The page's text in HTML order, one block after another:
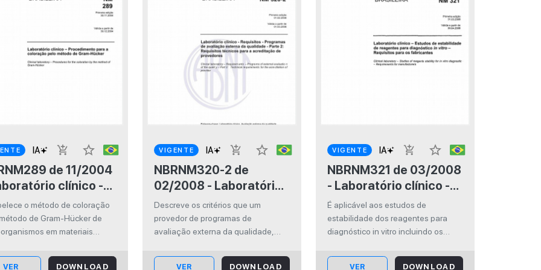
add_shopping_cart
star_border
de 11/2004
clínico -
para a
pelo método
Hücker
o método de coloração
de Gram-Hücker de
em materiais
bacterianas recentes
VER
DOWNLOAD
VIGENTE add_shopping_cart
star_border
NBRNM320-2 de
02/2008 - Laboratório
clínico - Requisitos -
Programas de
avaliação externa da
Requisitos técnicos
Descreve os critérios que um
provedor de programas de
avaliação externa da qualidade,
associados, devem satisfazer a fim
VER
DOWNLOAD
VIGENTE add_shopping_cart
star_border
NBRNM321 de 03/2008
- Laboratório clínico -
Estudos de
estabilidade de
reagentes para
Requisitos para os
É aplicável aos estudos de
estabilidade dos reagentes para
diagnóstico in vitro incluindo os
materiais de controle e reagentes
VER
DOWNLOAD